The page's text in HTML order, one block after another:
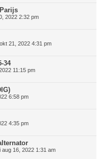
2022 2:32 pm
21, 2022 4:31 pm
34
11:15 pm
6:58 pm
4:35 pm
aug 16, 2022 1:31 am